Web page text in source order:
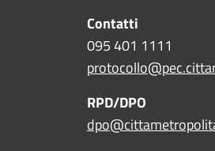
Contatti
095 401 1111
RPD/DPO